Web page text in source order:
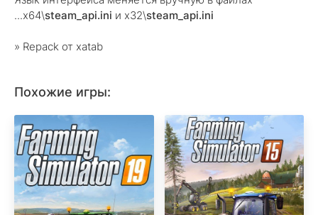
...x64\steam_api.ini и x32\steam_api.ini
» Repack от xatab
Похожие игры: